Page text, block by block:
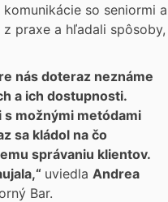
so seniormi a
praxe a hľadali spôsoby,
nás doteraz neznáme
a ich dostupnosti.
s možnými metódami
sa kládol na čo
správaniu klientov.
uviedla Andrea
Bar.